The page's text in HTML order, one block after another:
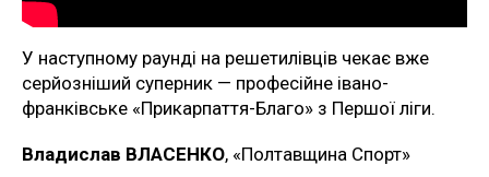
У наступному раунді на решетилівців чекає вже
серйозніший суперник — професійне івано-
франківське «Прикарпаття-Благо» з Першої ліги.
Владислав ВЛАСЕНКО, «Полтавщина Спорт»